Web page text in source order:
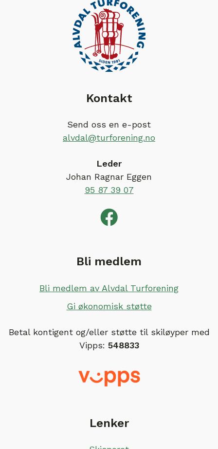
Kontakt
Send oss en e-post
alvdal@turforening.no
Leder
Johan Ragnar Eggen
95 87 39 07
Bli medlem
Bli medlem av Alvdal Turforening
Gi økonomisk støtte
Betal kontigent og/eller støtte til skiløyper med
Vipps: 548833
Lenker